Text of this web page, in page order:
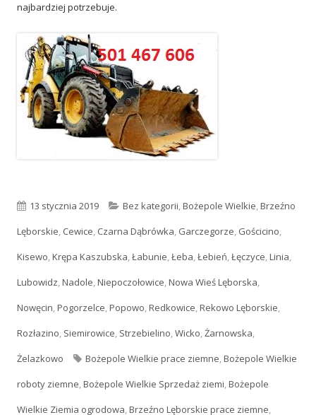
najbardziej potrzebuje.
Opublikowano
13 stycznia 2019 Kategorie
Bez kategorii,Bożepole Wielkie,Brzeźno
Lęborskie, Cewice, Czarna Dąbrówka, Garczegorze, Gościcino,
Kisewo,Krępa Kaszubska,Łabunie,Łeba,Łebień,Łęczyce,Linia,
Lubowidz,Nadole,Niepoczołowice,Nowa Wieś Lęborska,
Nowęcin,Pogorzelce,Popowo,Redkowice,Rekowo Lęborskie,
Rozłazino, Siemirowice, Strzebielino,Wicko,Żarnowska,
Żelazkowo
Tagi
Bożepole Wielkie prace ziemne,Bożepole Wielkie
roboty ziemne,Bożepole Wielkie Sprzedaż ziemi,Bożepole
Wielkie Ziemia ogrodowa,Brzeźno Lęborskie prace ziemne,